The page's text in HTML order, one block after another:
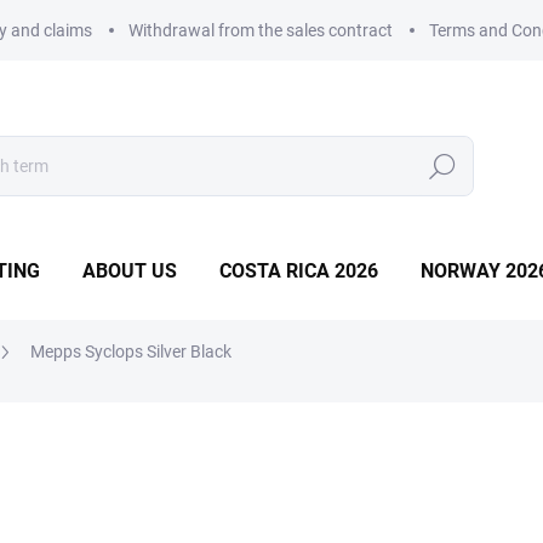
and claims Withdrawal from the sales contract Terms and
Search
ABOUT US COSTA RICA 2026 NORWAY
Mepps Syclops Silver Black